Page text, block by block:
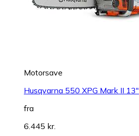
Motorsave
Husqvarna 550 XPG Mark II 13"
fra
6.445 kr.